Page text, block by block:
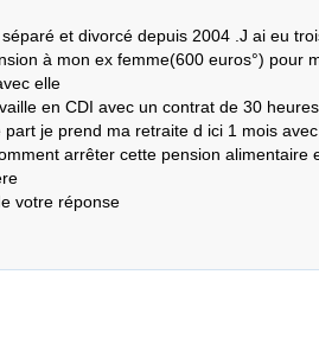
et divorcé depuis 2004 .J ai eu
à mon ex femme(600 euros°) pour
elle
en CDI avec un contrat de 30
part je prend ma retraite d ici 1 mois
arrêter cette pension alimentaire
votre réponse